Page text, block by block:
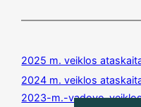
2025 m. veiklos
2024 m. veiklos
2023-m.-vadovo-